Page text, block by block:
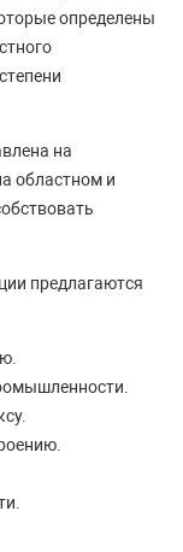
определены
на
областном и
предлагаются